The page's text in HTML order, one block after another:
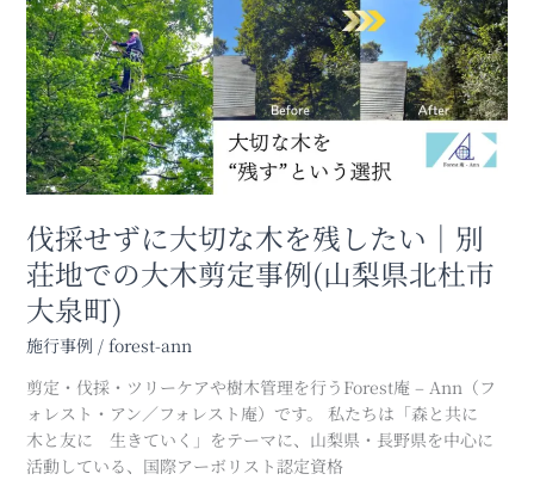
伐採せずに大切な木を残したい｜別
荘地での大木剪定事例(山梨県北杜市
大泉町)
施行事例 / forest-ann
剪定・伐採・ツリーケアや樹木管理を行うForest庵 – Ann（フ
ォレスト・アン／フォレスト庵）です。 私たちは「森と共に
木と友に 生きていく」をテーマに、山梨県・長野県を中心に
活動している、国際アーボリスト認定資格
ず
に
大
切
な
木
を
残
し
た
い
｜
別
荘
地
で
の
大